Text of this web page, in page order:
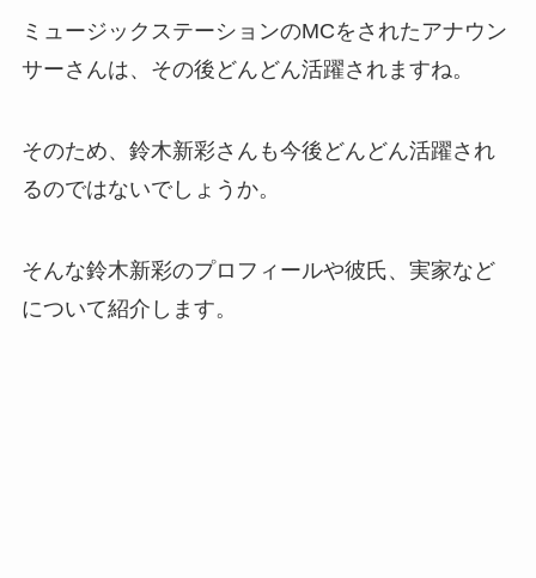
ミュージックステーションのMCをされたアナウン
サーさんは、その後どんどん活躍されますね。
そのため、鈴木新彩さんも今後どんどん活躍され
るのではないでしょうか。
そんな鈴木新彩のプロフィールや彼氏、実家など
について紹介します。